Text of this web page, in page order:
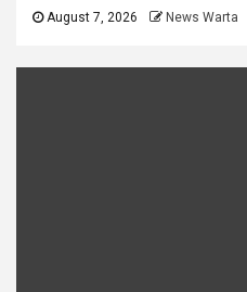
August 7, 2026 News Warta